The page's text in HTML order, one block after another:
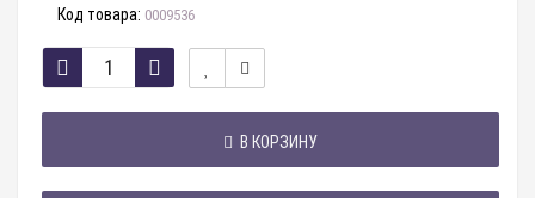
Код товара: 0009536
В КОРЗИНУ